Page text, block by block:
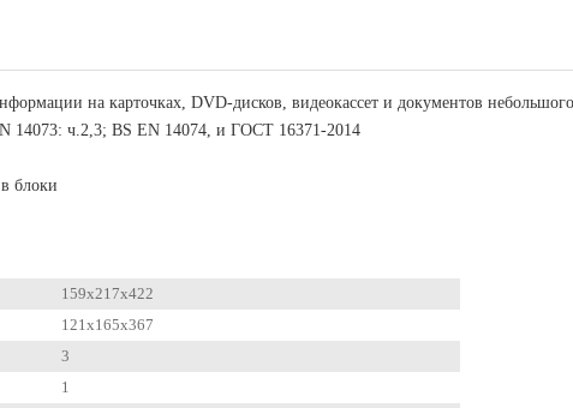
на карточках, DVD-дисков, видеокассет и документов
14073: ч.2,3; BS EN 14074, и ГОСТ 16371-2014
блоки
159x217x422
121x165x367
3
1